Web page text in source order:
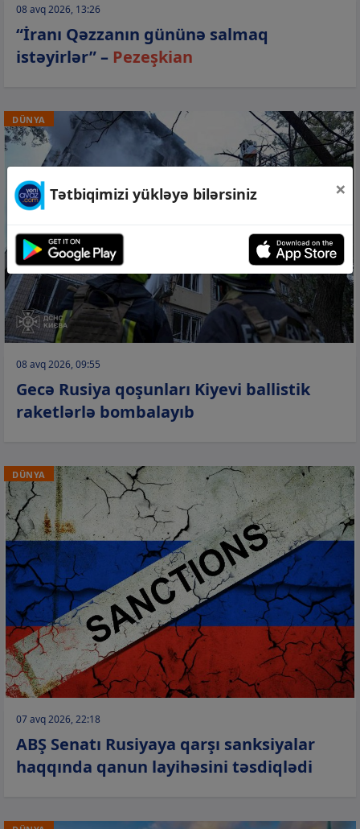
08 avq 2026, 13:26
“İranı Qəzzanın gününə salmaq
istəyirlər” – Pezeşkian
DÜNYA
08 avq 2026, 09:55
Gecə Rusiya qoşunları Kiyevi ballistik
raketlərlə bombalayıb
DÜNYA
07 avq 2026, 22:18
ABŞ Senatı Rusiyaya qarşı sanksiyalar
haqqında qanun layihəsini təsdiqlədi
Tətbiqimizi yükləyə bilərsiniz ×